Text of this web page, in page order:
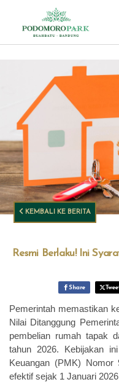
KEMBALI KE BERITA
Resmi Berlaku! Ini
Share
Pemerintah memastikan
Nilai Ditanggung
pembelian rumah tapak
tahun 2026. Kebijakan
Keuangan (PMK)
efektif sejak 1 Januari